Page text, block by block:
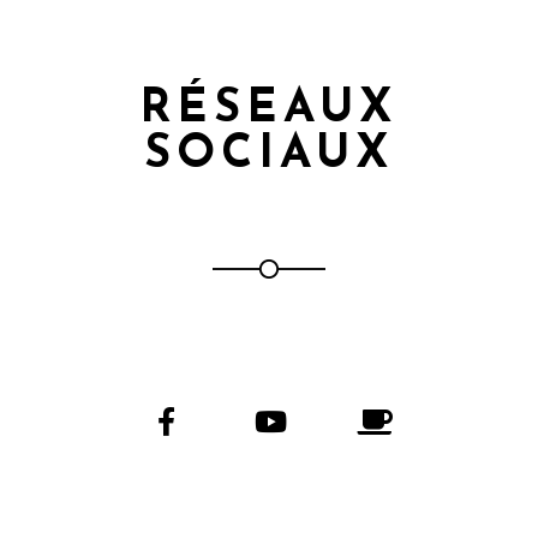
RÉSEAUX
SOCIAUX